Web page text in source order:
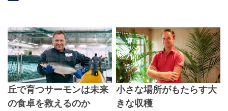
丘で育つサーモンは未来
の食卓を救えるのか
小さな場所がもたらす大
きな収穫